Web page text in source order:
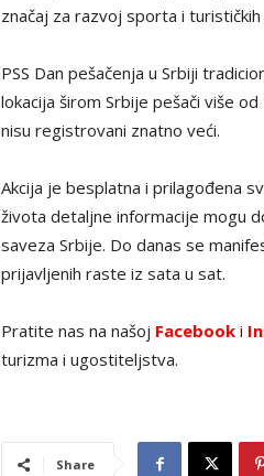
značaj za razvoj sporta i
PSS Dan pešačenja u Srbiji
lokacija širom Srbije pešači više
nisu registrovani znatno veći.
Akcija je besplatna i prilagođena
života detaljne informacije mogu
saveza Srbije. Do danas se
prijavljenih raste iz sata u sat.
Pratite nas na našoj Facebook i
turizma i ugostiteljstva.
Share